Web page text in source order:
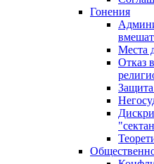
Гонения
Места
Отказ